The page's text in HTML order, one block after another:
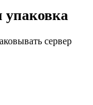
упаковка
сервер